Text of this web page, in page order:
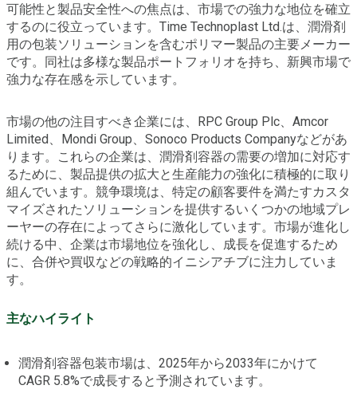
可能性と製品安全性への焦点は、市場での強力な地位を確立
するのに役立っています。Time Technoplast Ltd.は、潤滑剤
用の包装ソリューションを含むポリマー製品の主要メーカー
です。同社は多様な製品ポートフォリオを持ち、新興市場で
強力な存在感を示しています。
市場の他の注目すべき企業には、RPC Group Plc、Amcor
Limited、Mondi Group、Sonoco Products Companyなどがあ
ります。これらの企業は、潤滑剤容器の需要の増加に対応す
るために、製品提供の拡大と生産能力の強化に積極的に取り
組んでいます。競争環境は、特定の顧客要件を満たすカスタ
マイズされたソリューションを提供するいくつかの地域プレ
ーヤーの存在によってさらに激化しています。市場が進化し
続ける中、企業は市場地位を強化し、成長を促進するため
に、合併や買収などの戦略的イニシアチブに注力していま
す。
主なハイライト
潤滑剤容器包装市場は、2025年から2033年にかけて
CAGR 5.8%で成長すると予測されています。